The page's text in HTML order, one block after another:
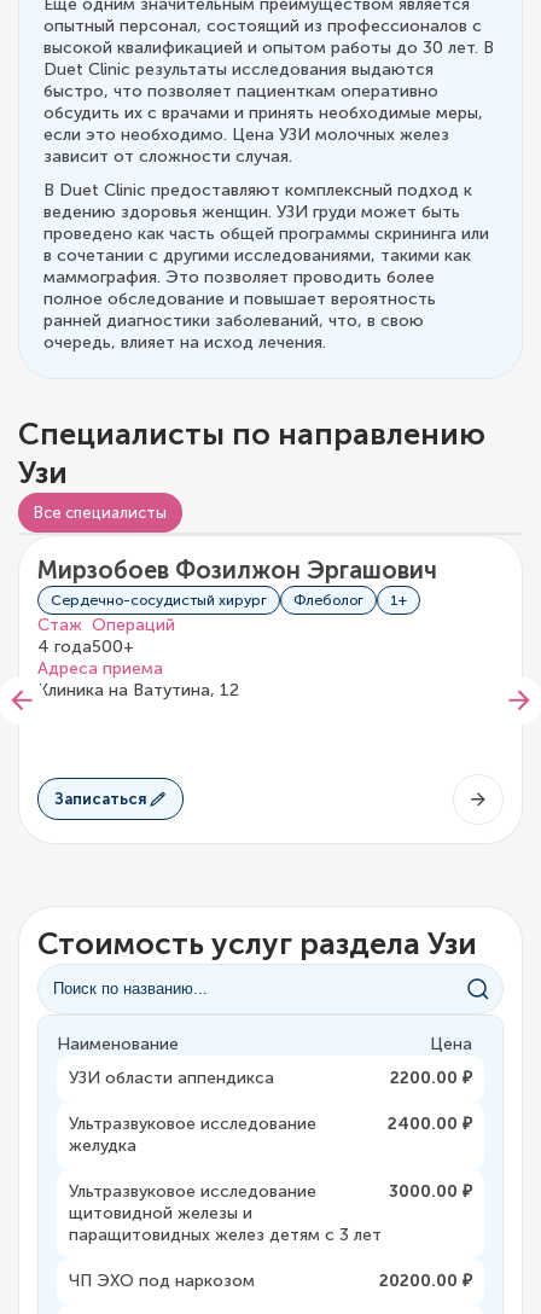
опытный персонал, состоящий из профессионалов с
высокой квалификацией и опытом работы до 30 лет. В
Duet Clinic результаты исследования выдаются
быстро, что позволяет пациенткам оперативно
обсудить их с врачами и принять необходимые меры,
если это необходимо. Цена УЗИ молочных желез
зависит от сложности случая.
В Duet Clinic предоставляют комплексный подход к
ведению здоровья женщин. УЗИ груди может быть
проведено как часть общей программы скрининга или
в сочетании с другими исследованиями, такими как
маммография. Это позволяет проводить более
полное обследование и повышает вероятность
ранней диагностики заболеваний, что, в свою
очередь, влияет на исход лечения.
Специалисты по направлению
Узи
Все специалисты
0/5
0 отзывов
Мирзобоев Фозилжон Эргашович
Сердечно-сосудистый хирург Флеболог 1+
Стаж
4 года
Операций
500+
Адреса приема
Клиника на Ватутина, 12
Записаться
Стоимость услуг раздела Узи
Наименование
Цена
УЗИ области аппендикса
2200.00 ₽
Ультразвуковое исследование
желудка
2400.00 ₽
Ультразвуковое исследование
щитовидной железы и
паращитовидных желез детям с 3 лет
3000.00 ₽
ЧП ЭХО под наркозом 20200.00 ₽